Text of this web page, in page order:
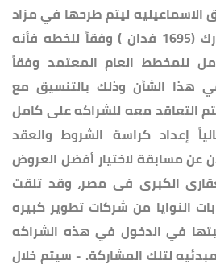
الاسماعيليه ليتم طرحها في مزاد
عام . - مشروع هليو بارك (1695 فدان ) وفقاً للخطه فأنه
للمخطط العام المعتمد وفقاً
في هذا الشأن وذلك بالتنسيق مع
التعاقد معه للشراكه على كامل
إعداد كراسة الشروط والعقد
عن مسابقة لاختيار أفضل العروض
الكبرى فى مصر، وقد تلقت
النوايا من شركات تطوير كبيره
في الدخول في هذه الشراكه
لتلك المشاركة. - سيتم خلال